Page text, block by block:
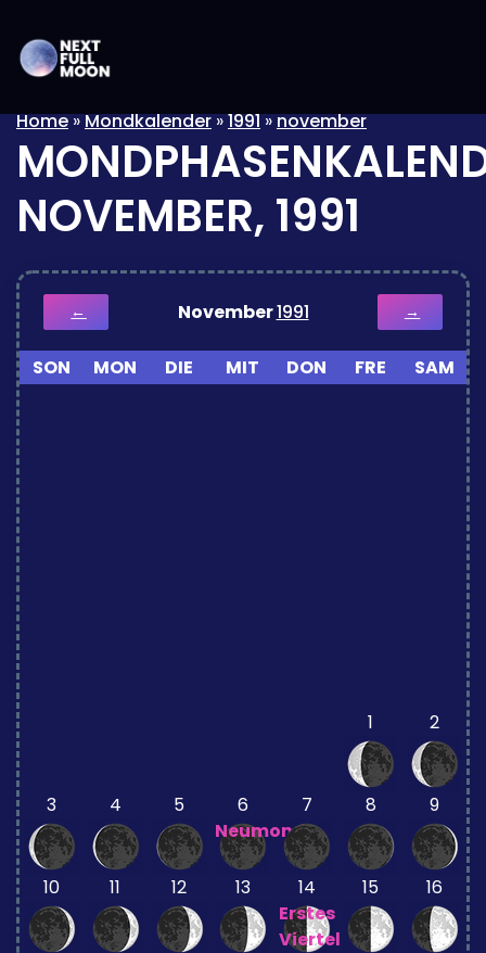
Home»Mondkalender»1991»november
NOVEMBER, 1991
← November1991 →
SON MON DIE MIT DON FRE SAM
1 2
3 4 5
6
Neumond
7 8 9
10 11 12 13
14
Erstes
Viertel
15 16